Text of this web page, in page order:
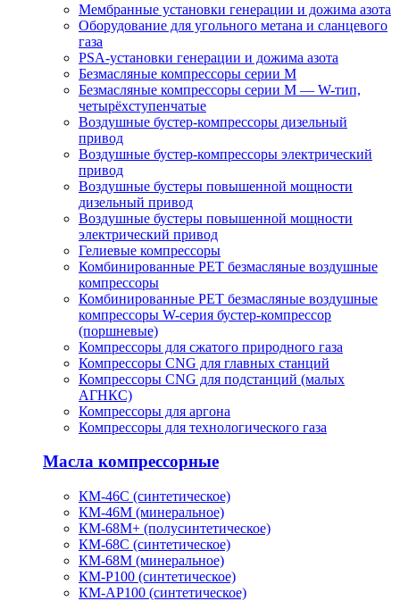
Мембранные установки генерации и дожима азота
Оборудование для угольного метана и сланцевого
газа
PSA-установки генерации и дожима азота
Безмасляные компрессоры серии M
Безмасляные компрессоры серии M — W-тип,
четырёхступенчатые
Воздушные бустер-компрессоры дизельный
привод
Воздушные бустер-компрессоры электрический
привод
Воздушные бустеры повышенной мощности
дизельный привод
Воздушные бустеры повышенной мощности
электрический привод
Гелиевые компрессоры
Комбинированные PET безмасляные воздушные
компрессоры
Комбинированные PET безмасляные воздушные
компрессоры W-серия бустер-компрессор
(поршневые)
Компрессоры для сжатого природного газа
Компрессоры CNG для главных станций
Компрессоры CNG для подстанций (малых
АГНКС)
Компрессоры для аргона
Компрессоры для технологического газа
Масла компрессорные
КМ-46С (синтетическое)
КМ-46М (минеральное)
КМ-68М+ (полусинтетическое)
КМ-68С (синтетическое)
КМ-68М (минеральное)
КМ-Р100 (синтетическое)
КМ-АР100 (синтетическое)